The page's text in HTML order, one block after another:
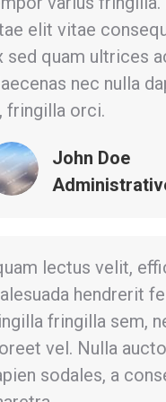
elit vitae
sed quam ultrices
nec nulla
fringilla orci.
John Doe
lectus velit,
hendrerit
fringilla sem,
vel. Nulla
sodales, a